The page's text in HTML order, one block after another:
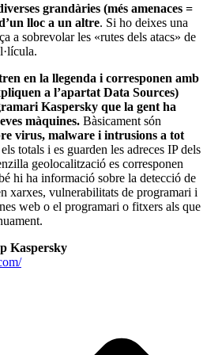
grandàries (més amenaces =
lloc a un altre. Si ho deixes una
a sobrevolar les «rutes dels atacs» de
en la llegenda i corresponen amb
a l’apartat Data Sources)
Kaspersky que la gent ha
màquines. Bàsicament són
virus, malware i intrusions a tot
totals i es guarden les adreces IP dels
geolocalització es corresponen
hi ha informació sobre la detecció de
xarxes, vulnerabilitats de programari i
web o el programari o fitxers als que
Kaspersky